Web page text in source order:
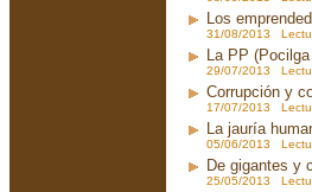
Los
31/08/2013
La PP
29/07/2013
Corrupción y
17/07/2013
La jauría
05/06/2013
De gigantes y
25/05/2013